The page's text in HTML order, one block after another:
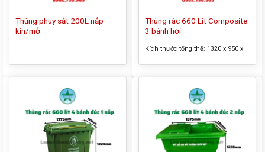
Thùng phuy sắt 200L nắp
kín/mở
Thùng rác 660 Lít Composite
3 bánh hơi
Kích thước tổng thể: 1320 x 950 x